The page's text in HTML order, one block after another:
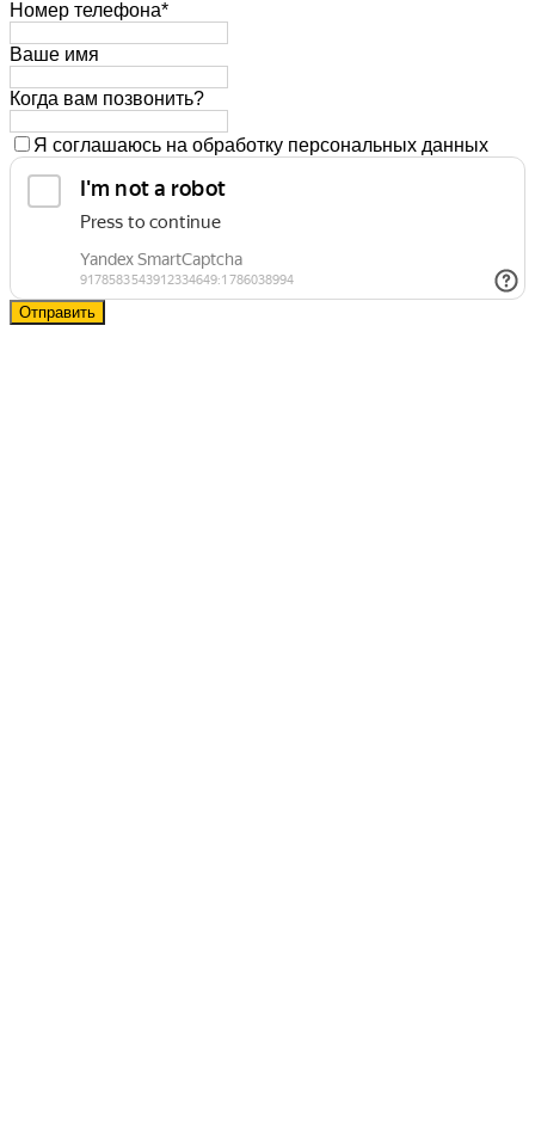
Номер телефона*
Ваше имя
Когда вам позвонить?
Я соглашаюсь на обработку персональных данных